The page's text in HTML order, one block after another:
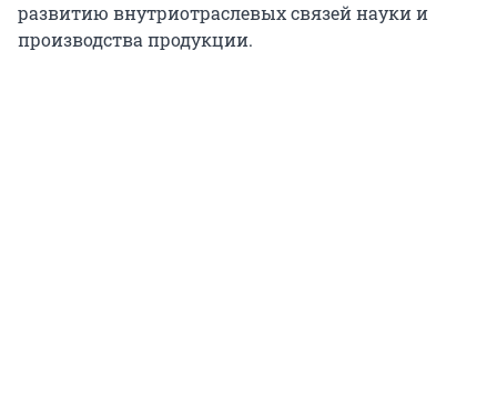
развитию внутриотраслевых связей науки и
производства продукции.